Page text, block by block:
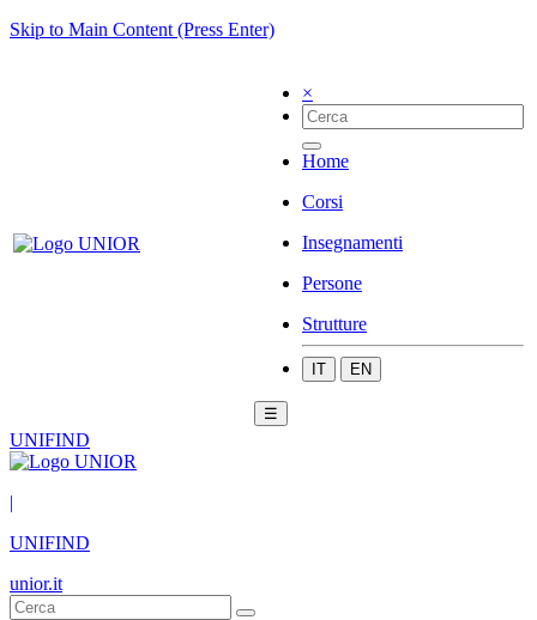
Skip to Main Content (Press Enter)
×
Home
Corsi
Insegnamenti
Persone
Strutture
IT EN
☰
UNIFIND
|
UNIFIND
unior.it